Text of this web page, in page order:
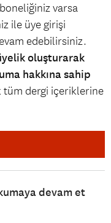
varsa
ile üye girişi
edebilirsiniz.
oluşturarak
hakkına sahip
tüm dergi içeriklerine
devam et